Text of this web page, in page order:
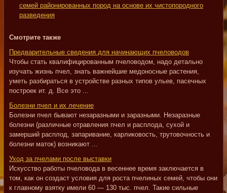
семей районированных пород на основе их чистопородного
разведения
Смотрите также
Предварительные сведения для начинающих пчеловодов
Чтобы стать квалифицированным пчеловодом, надо детально
изучать жизнь пчел, знать важнейшие медоносные растения,
уметь разбираться в устройстве разных типов ульев, пасечных
построек ит. д. Все это ...
Болезни пчел и их лечение
Болезни пчел бывают незаразными и заразными. Незаразные
болезни (различные отравления пчел и расплода, сухой и
замерший расплод, запаривание, карликовость, трутовочность и
болезни маток) возникают ...
Уход за пчелами после выставки
Искусство работы пчеловода в весеннее время заключается в
том, как он создаст условия для роста пчелиных семей, чтобы они
к главному взятку имели 60 — 130 тыс. пчел. Такие сильные